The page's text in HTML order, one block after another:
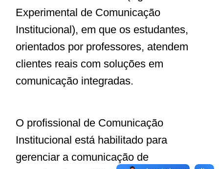
Experimental de Comunicação
Institucional), em que os estudantes,
orientados por professores, atendem
clientes reais com soluções em
comunicação integradas.
O profissional de Comunicação
Institucional está habilitado para
gerenciar a comunicação de